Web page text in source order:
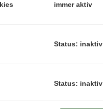
immer aktiv
Status: inaktiv
Status: inaktiv